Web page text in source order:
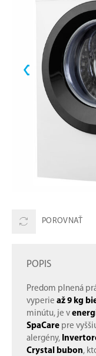
POROVNAŤ
POPIS
Predom plnená
vyperie až 9 kg
minútu, je v
SpaCare pre
alergény,
Crystal bubon,